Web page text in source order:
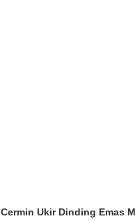
Cermin Ukir Dinding Emas